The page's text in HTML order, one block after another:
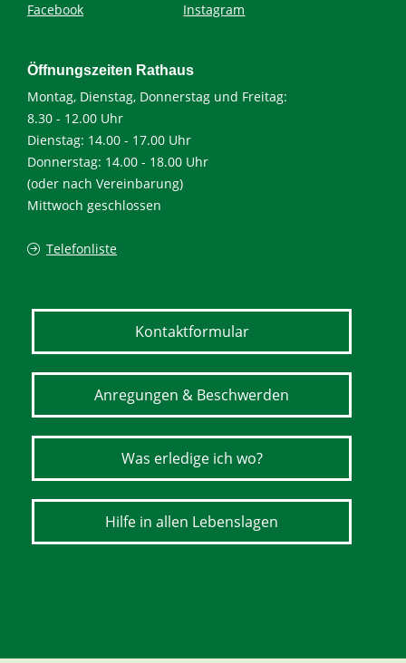
Facebook
Instagram
Öffnungszeiten Rathaus
Montag, Dienstag, Donnerstag und Freitag:
8.30 - 12.00 Uhr
Dienstag: 14.00 - 17.00 Uhr
Donnerstag: 14.00 - 18.00 Uhr
(oder nach Vereinbarung)
Mittwoch geschlossen
Telefonliste
Kontaktformular
Anregungen & Beschwerden
Was erledige ich wo?
Hilfe in allen Lebenslagen